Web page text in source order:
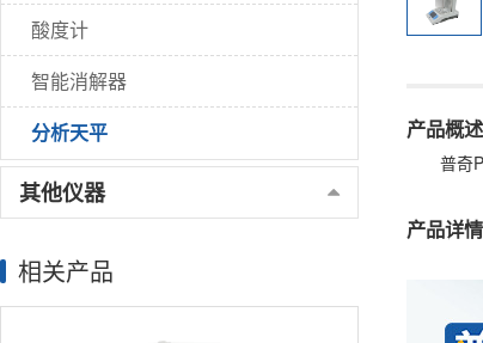
酸度计
智能消解器
分析天平
其他仪器
相关产品
产品概述
普奇
产品详情